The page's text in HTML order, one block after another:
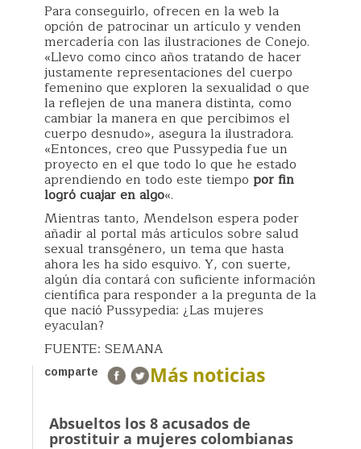
Para conseguirlo, ofrecen en la web la
opción de patrocinar un artículo y venden
mercadería con las ilustraciones de Conejo.
«Llevo como cinco años tratando de hacer
justamente representaciones del cuerpo
femenino que exploren la sexualidad o que
la reflejen de una manera distinta, como
cambiar la manera en que percibimos el
cuerpo desnudo», asegura la ilustradora.
«Entonces, creo que Pussypedia fue un
proyecto en el que todo lo que he estado
aprendiendo en todo este tiempo por fin
logró cuajar en algo«.
Mientras tanto, Mendelson espera poder
añadir al portal más artículos sobre salud
sexual transgénero, un tema que hasta
ahora les ha sido esquivo. Y, con suerte,
algún día contará con suficiente información
científica para responder a la pregunta de la
que nació Pussypedia: ¿Las mujeres
eyaculan?
FUENTE: SEMANA
comparte Más noticias
Absueltos los 8 acusados de
prostituir a mujeres colombianas